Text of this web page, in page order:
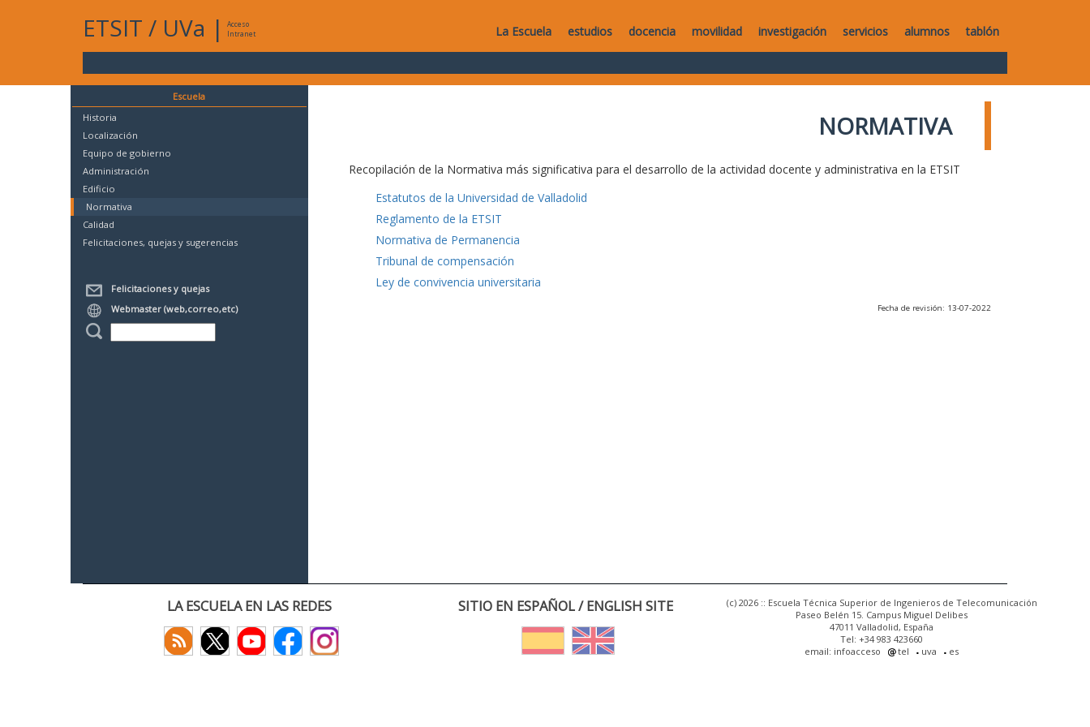
ETSIT / UVa |
Acceso
Intranet
La Escuela estudios docencia movilidad investigación servicios alumnos tablón
Escuela
Historia
Localización
Equipo de gobierno
Administración
Edificio
Normativa
Calidad
Felicitaciones, quejas y sugerencias
Felicitaciones y quejas
Webmaster (web,correo,etc)
NORMATIVA
Recopilación de la Normativa más significativa para el desarrollo de la actividad docente y administrativa en la ETSIT
Estatutos de la Universidad de Valladolid
Reglamento de la ETSIT
Normativa de Permanencia
Tribunal de compensación
Ley de convivencia universitaria
Fecha de revisión: 13-07-2022
LA ESCUELA EN LAS REDES SITIO EN ESPAÑOL / ENGLISH SITE
(c) 2026 :: Escuela Técnica Superior de Ingenieros de Telecomunicación
Paseo Belén 15. Campus Miguel Delibes
47011 Valladolid, España
Tel: +34 983 423660
email: infoacceso
tel uva es